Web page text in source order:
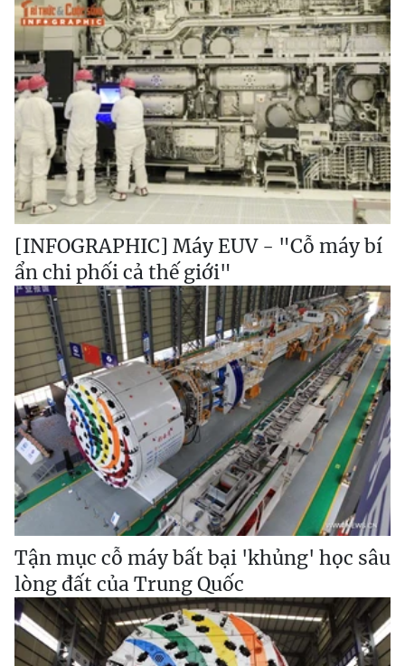
[INFOGRAPHIC] Máy EUV - "Cỗ máy bí
ẩn chi phối cả thế giới"
Tận mục cỗ máy bất bại 'khủng' học sâu
lòng đất của Trung Quốc